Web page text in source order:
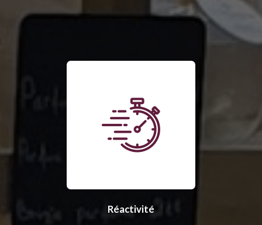
Réactivité